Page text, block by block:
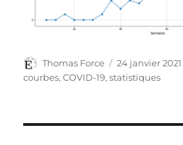
Auteur
Thomas Force
Publié
le
24 janvier 2021
courbes,COVID-19,statistiques